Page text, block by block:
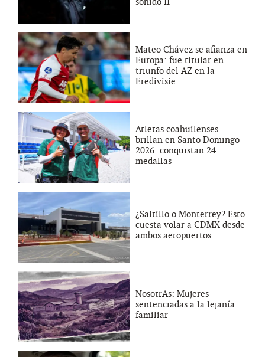
Mateo Chávez se afianza en
Europa: fue titular en
triunfo del AZ en la
Eredivisie
Atletas coahuilenses
brillan en Santo Domingo
2026: conquistan 24
medallas
¿Saltillo o Monterrey? Esto
cuesta volar a CDMX desde
ambos aeropuertos
NosotrAs: Mujeres
sentenciadas a la lejanía
familiar